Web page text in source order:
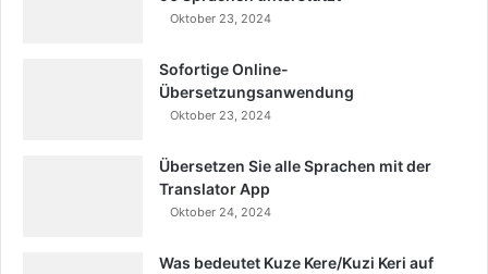
Oktober 23, 2024
Sofortige Online-
Übersetzungsanwendung
Oktober 23, 2024
Übersetzen Sie alle Sprachen mit der
Translator App
Oktober 24, 2024
Was bedeutet Kuze Kere/Kuzi Keri auf